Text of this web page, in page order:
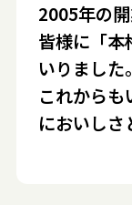
2005年の
皆様に「本
いりました。
これから
においしさ